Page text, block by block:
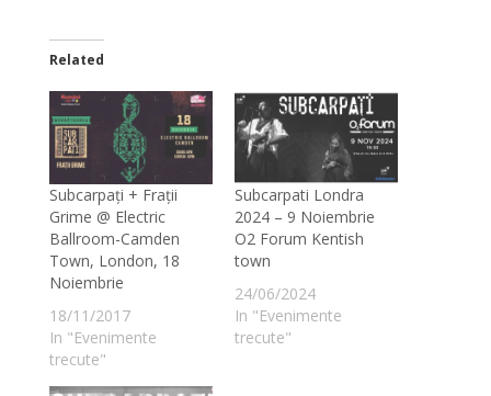
Related
Subcarpați + Frații
Grime @ Electric
Ballroom-Camden
Town, London, 18
Noiembrie
18/11/2017
In "Evenimente
trecute"
Subcarpati Londra
2024 – 9 Noiembrie
O2 Forum Kentish
town
24/06/2024
In "Evenimente
trecute"